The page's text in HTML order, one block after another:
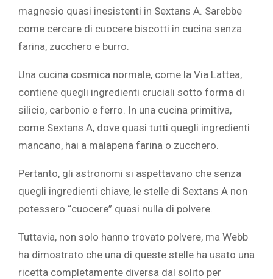
magnesio quasi inesistenti in Sextans A. Sarebbe
come cercare di cuocere biscotti in cucina senza
farina, zucchero e burro.
Una cucina cosmica normale, come la Via Lattea,
contiene quegli ingredienti cruciali sotto forma di
silicio, carbonio e ferro. In una cucina primitiva,
come Sextans A, dove quasi tutti quegli ingredienti
mancano, hai a malapena farina o zucchero.
Pertanto, gli astronomi si aspettavano che senza
quegli ingredienti chiave, le stelle di Sextans A non
potessero “cuocere” quasi nulla di polvere.
Tuttavia, non solo hanno trovato polvere, ma Webb
ha dimostrato che una di queste stelle ha usato una
ricetta completamente diversa dal solito per